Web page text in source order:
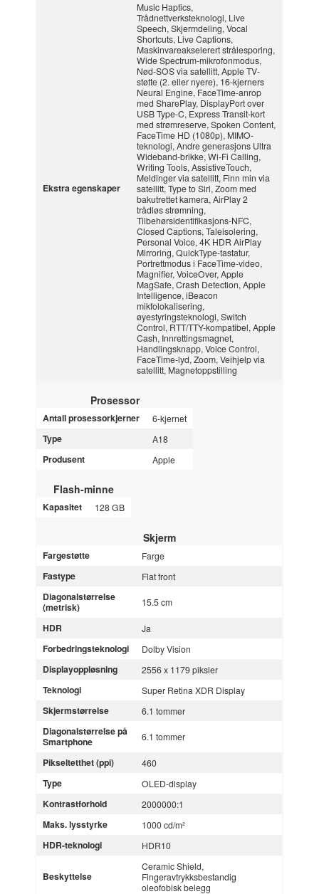
Ekstra egenskaper
Music Haptics,
Trådnettverksteknologi, Live
Speech, Skjermdeling, Vocal
Shortcuts, Live Captions,
Maskinvareakselerert strålesporing,
Wide Spectrum-mikrofonmodus,
Nød-SOS via satellitt, Apple TV-
støtte (2. eller nyere), 16‑kjerners
Neural Engine, FaceTime-anrop
med SharePlay, DisplayPort over
USB Type-C, Express Transit-kort
med strømreserve, Spoken Content,
FaceTime HD (1080p), MIMO-
teknologi, Andre generasjons Ultra
Wideband-brikke, Wi-Fi Calling,
Writing Tools, AssistiveTouch,
Meldinger via satellitt, Finn min via
satellitt, Type to Siri, Zoom med
bakutrettet kamera, AirPlay 2
trådløs strømning,
Tilbehørsidentifikasjons-NFC,
Closed Captions, Taleisolering,
Personal Voice, 4K HDR AirPlay
Mirroring, QuickType-tastatur,
Portrettmodus i FaceTime-video,
Magnifier, VoiceOver, Apple
MagSafe, Crash Detection, Apple
Intelligence, iBeacon
mikfolokalisering,
øyestyringsteknologi, Switch
Control, RTT/TTY-kompatibel, Apple
Cash, Innrettingsmagnet,
Handlingsknapp, Voice Control,
FaceTime-lyd, Zoom, Veihjelp via
satellitt, Magnetoppstilling
Prosessor
Antall prosessorkjerner 6-kjernet
Type A18
Produsent Apple
Flash-minne
Kapasitet 128 GB
Skjerm
Fargestøtte Farge
Fastype Flat front
Diagonalstørrelse
(metrisk)
15.5 cm
HDR Ja
Forbedringsteknologi Dolby Vision
Displayoppløsning 2556 x 1179 piksler
Teknologi Super Retina XDR Display
Skjermstørrelse 6.1 tommer
Diagonalstørrelse på
Smartphone
6.1 tommer
Pikseltetthet (ppi) 460
Type OLED-display
Kontrastforhold 2000000:1
Maks. lysstyrke 1000 cd/m²
HDR-teknologi HDR10
Beskyttelse
Ceramic Shield,
Fingeravtrykksbestandig
oleofobisk belegg